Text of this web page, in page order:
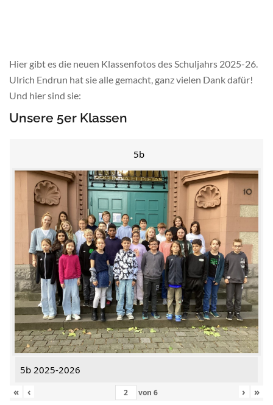
Hier gibt es die neuen Klassenfotos des Schuljahrs 2025-26.
Ulrich Endrun hat sie alle gemacht, ganz vielen Dank dafür!
Und hier sind sie:
Unsere 5er Klassen
5b
5b 2025-2026
«
‹ von 6 › »